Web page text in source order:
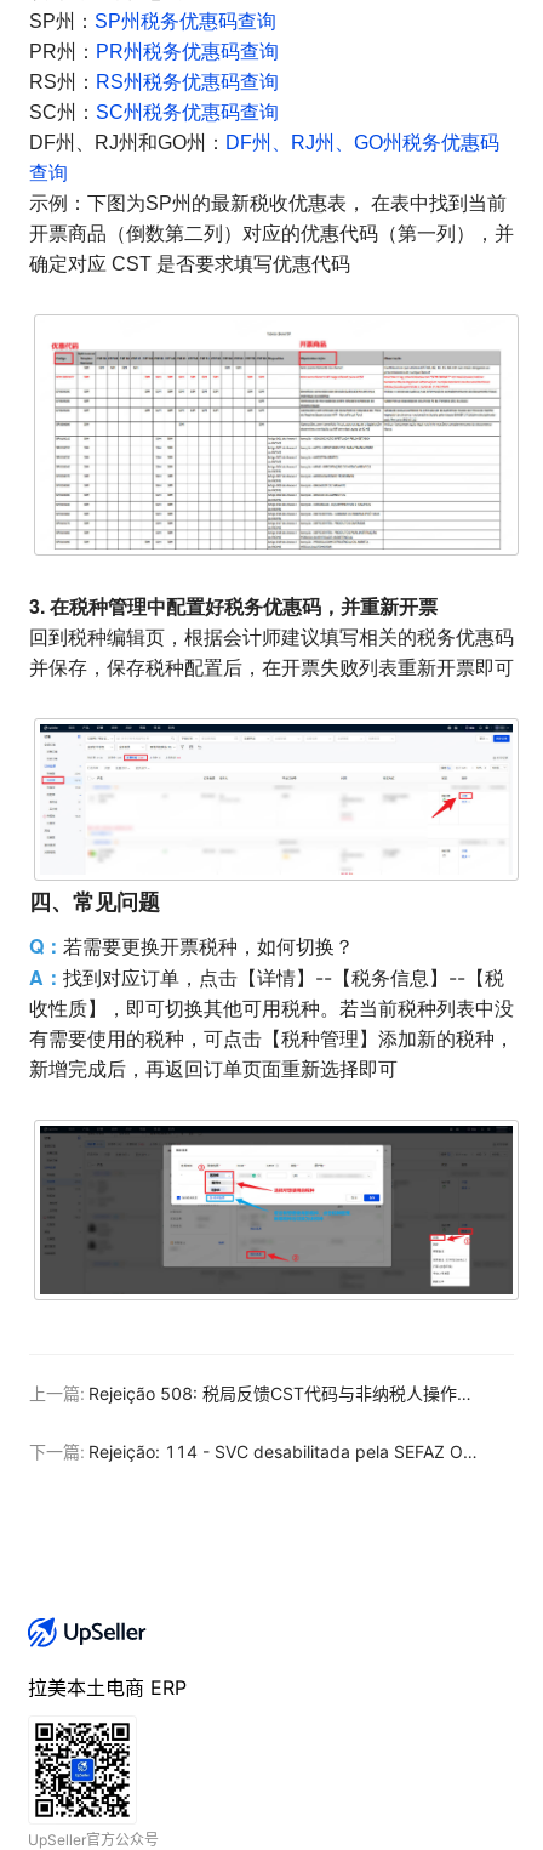
SP州： SP州税务优惠码查询
PR州： PR州税务优惠码查询
RS州： RS州税务优惠码查询
SC州： SC州税务优惠码查询
DF州、RJ州和GO州： DF州、RJ州、GO州税务优惠码
查询
示例：下图为SP州的最新税收优惠表， 在表中找到当前
开票商品（倒数第二列）对应的优惠代码（第一列），并
确定对应 CST 是否要求填写优惠代码
3. 在税种管理中配置好税务优惠码，并重新开票
回到税种编辑页，根据会计师建议填写相关的税务优惠码
并保存，保存税种配置后，在开票失败列表重新开票即可
四、常见问题
Q： 若需要更换开票税种，如何切换？
A： 找到对应订单，点击【详情】--【税务信息】--【税
收性质】，即可切换其他可用税种。若当前税种列表中没
有需要使用的税种，可点击【税种管理】添加新的税种，
新增完成后，再返回订单页面重新选择即可
上一篇: Rejeição 508: 税局反馈CST代码与非纳税人操作不兼容，导致开票失败
下一篇: Rejeição: 114 - SVC desabilitada pela SEFAZ Origem - Servidor de Contingência
拉美本土电商 ERP
UpSeller官方公众号